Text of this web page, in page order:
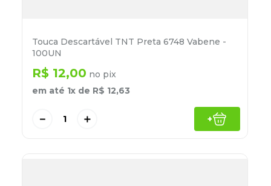
Touca Descartável TNT Preta 6748 Vabene -
100UN
R$ 12,00 no pix
em até 1x de R$ 12,63
＋
－ +